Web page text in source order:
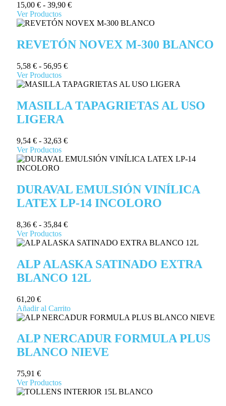
15,00 € - 39,90 €
Ver Productos
REVETÓN NOVEX M-300 BLANCO
5,58 € - 56,95 €
Ver Productos
MASILLA TAPAGRIETAS AL USO
LIGERA
9,54 € - 32,63 €
Ver Productos
DURAVAL EMULSIÓN VINÍLICA
LATEX LP-14 INCOLORO
8,36 € - 35,84 €
Ver Productos
ALP ALASKA SATINADO EXTRA
BLANCO 12L
61,20 €
Añadir al Carrito
ALP NERCADUR FORMULA PLUS
BLANCO NIEVE
75,91 €
Ver Productos